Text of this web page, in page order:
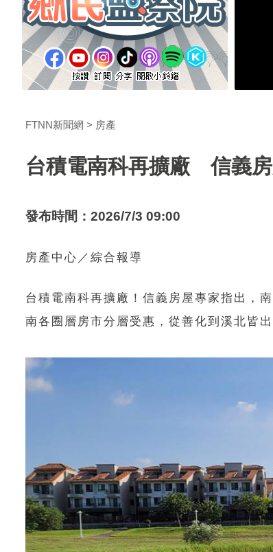
FTNN新聞網 房產
台積電南科再擴廠 信義
發布時間：2026/7/3 09:00
房產中心／綜合報導
台積電南科再擴廠！信義房屋專家指出，
南各圈層房市分層受惠，從善化到溪北皆